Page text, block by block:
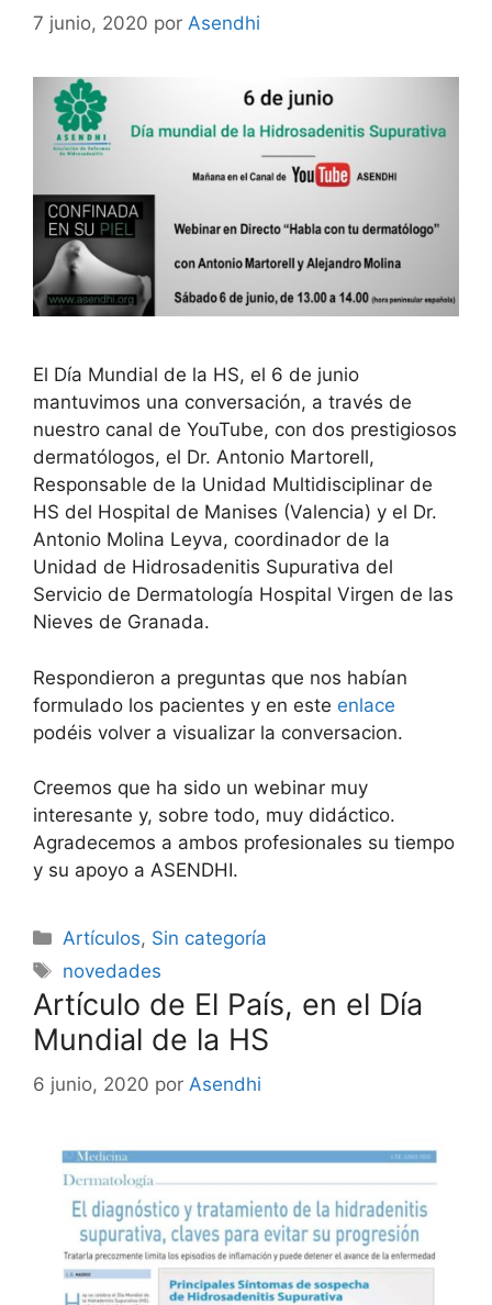
7 junio, 2020 por Asendhi
El Día Mundial de la HS, el 6 de junio
mantuvimos una conversación, a través de
nuestro canal de YouTube, con dos prestigiosos
dermatólogos, el Dr. Antonio Martorell,
Responsable de la Unidad Multidisciplinar de
HS del Hospital de Manises (Valencia) y el Dr.
Antonio Molina Leyva, coordinador de la
Unidad de Hidrosadenitis Supurativa del
Servicio de Dermatología Hospital Virgen de las
Nieves de Granada.
Respondieron a preguntas que nos habían
formulado los pacientes y en este enlace
podéis volver a visualizar la conversacion.
Creemos que ha sido un webinar muy
interesante y, sobre todo, muy didáctico.
Agradecemos a ambos profesionales su tiempo
y su apoyo a ASENDHI.
Categorías
Artículos, Sin categoría
Etiquetas
novedades
Artículo de El País, en el Día
Mundial de la HS
6 junio, 2020 por Asendhi